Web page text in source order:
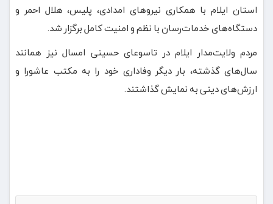
استان ایلام با همکاری نیروهای امدادی، پلیس، هلال احمر و
دستگاه‌های خدمات‌رسان با نظم و امنیت کامل برگزار شد.
مردم ولایت‌مدار ایلام در تاسوعای حسینی امسال نیز همانند
سال‌های گذشته، بار دیگر وفاداری خود را به مکتب عاشورا و
ارزش‌های دینی به نمایش گذاشتند.